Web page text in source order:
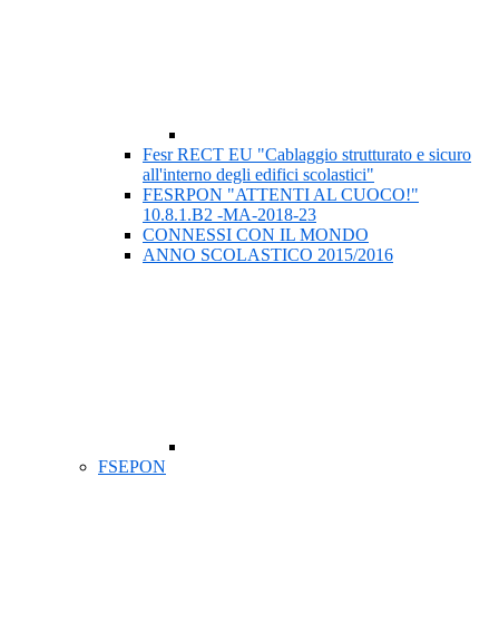
Fesr RECT EU "Cablaggio strutturato e sicuro
all'interno degli edifici scolastici"
FESRPON "ATTENTI AL CUOCO!"
10.8.1.B2 -MA-2018-23
CONNESSI CON IL MONDO
ANNO SCOLASTICO 2015/2016
FSEPON